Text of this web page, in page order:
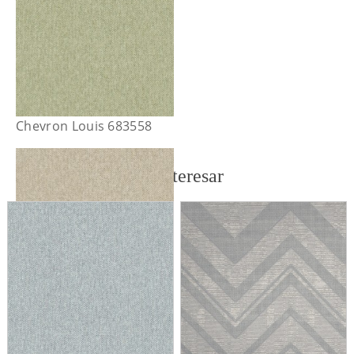
Chevron Louis 683558
También te puede interesar